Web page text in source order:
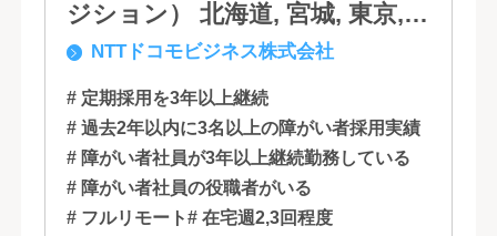
ジション） 北海道, 宮城, 東京,
石川, 愛知, 大阪, 広島, 香川, 福岡
NTTドコモビジネス株式会社
# 定期採用を3年以上継続
# 過去2年以内に3名以上の障がい者採用実績
# 障がい者社員が3年以上継続勤務している
# 障がい者社員の役職者がいる
# フルリモート# 在宅週2,3回程度